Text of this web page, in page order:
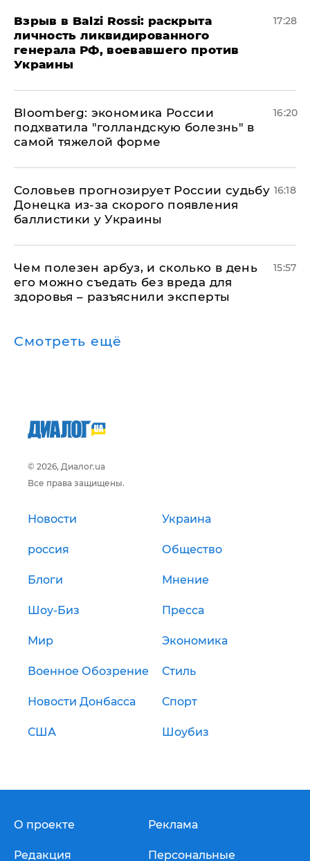
​Взрыв в Balzi Rossi: раскрыта
личность ликвидированного
генерала РФ, воевавшего против
Украины
17:28
Bloomberg: экономика России
подхватила "голландскую болезнь" в
самой тяжелой форме
16:20
Соловьев прогнозирует России судьбу
Донецка из-за скорого появления
баллистики у Украины
16:18
Чем полезен арбуз, и сколько в день
его можно съедать без вреда для
здоровья – разъяснили эксперты
15:57
Смотреть ещё
© 2026, Диалог.ua
Все права защищены.
Новости Украина
россия Общество
Блоги Мнение
Шоу-Биз Пресса
Мир Экономика
Военное Обозрение Стиль
Новости Донбасса Спорт
США Шоубиз
О проекте
Редакция
Реклама
Персональные